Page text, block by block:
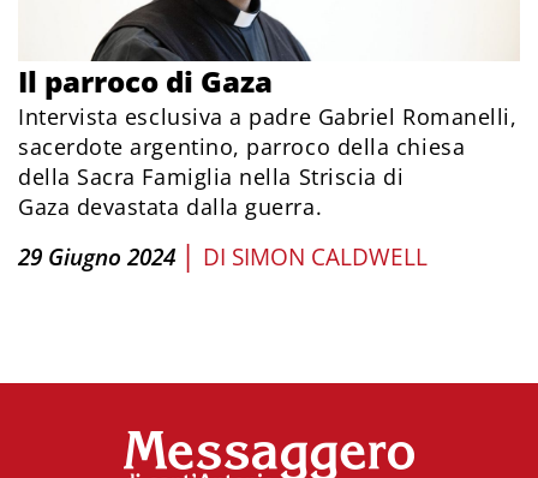
Il parroco di Gaza
Intervista esclusiva a padre Gabriel Romanelli,
sacerdote argentino, parroco della chiesa
della Sacra Famiglia nella Striscia di
Gaza devastata dalla guerra.
29 Giugno 2024 | DI SIMON CALDWELL